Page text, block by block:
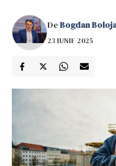
DeBogdan
23 IUNIE 2025